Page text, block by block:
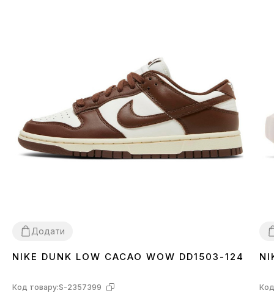
Додати
3637 383940 4142 43 4445
NIKE DUNK LOW CACAO WOW DD1503-124
Код товару:S-2357399